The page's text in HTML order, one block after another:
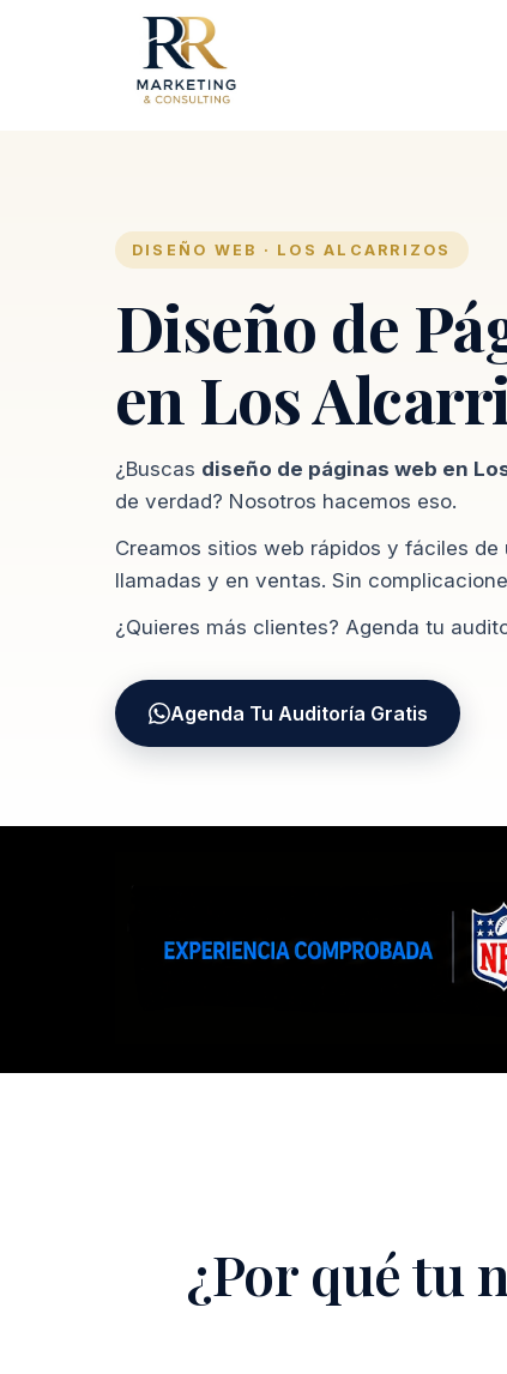
DISEÑO WEB · LOS ALCARRIZOS
Diseño de
en Los
¿Buscas diseño de páginas web en
de verdad? Nosotros hacemos eso.
Creamos sitios web rápidos y fáciles
llamadas y en ventas. Sin
¿Quieres más clientes? Agenda tu
Agenda Tu Auditoría Gratis
¿Por qué tu